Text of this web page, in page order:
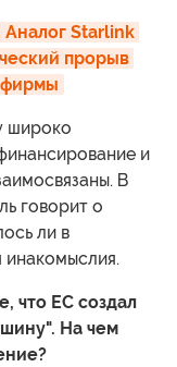
Аналог Starlink
прорыв
фирмы
широко
и
В
говорит о
ли в
что ЕС создал
На чем